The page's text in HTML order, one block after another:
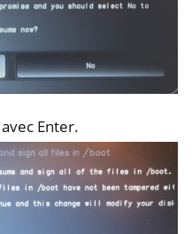
Enter.